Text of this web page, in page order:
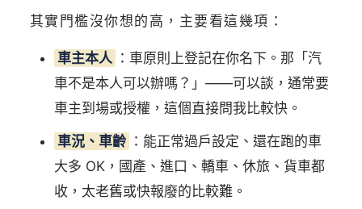
其實門檻沒你想的高，主要看這幾項：
車主本人 ：車原則上登記在你名下。那「汽
車不是本人可以辦嗎？」——可以談，通常要
車主到場或授權，這個直接問我比較快。
車況、車齡 ：能正常過戶設定、還在跑的車
大多 OK，國產、進口、轎車、休旅、貨車都
收，太老舊或快報廢的比較難。